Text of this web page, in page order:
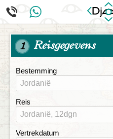
1 Reisgegevens
Bestemming
Reis
Vertrekdatum